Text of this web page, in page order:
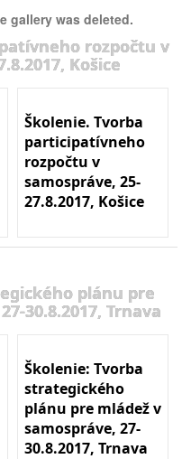
gallery was deleted.
rozpočtu v
Košice
Školenie. Tvorba
participatívneho
rozpočtu v
samospráve, 25-
27.8.2017, Košice
plánu pre
30.8.2017, Trnava
Školenie: Tvorba
strategického
plánu pre mládež v
samospráve, 27-
30.8.2017, Trnava